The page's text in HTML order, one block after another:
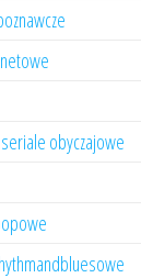
obyczajowe